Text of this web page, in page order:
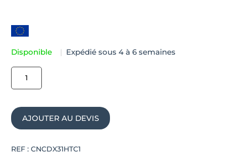
Disponible | Expédié sous 4 à 6 semaines
quantité
Chaise
de
bureau
EXTRA
AJOUTER AU DEVIS
REF :CNCDX31HTC1